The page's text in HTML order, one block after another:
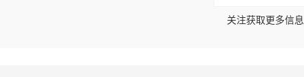
关注获取更多信息